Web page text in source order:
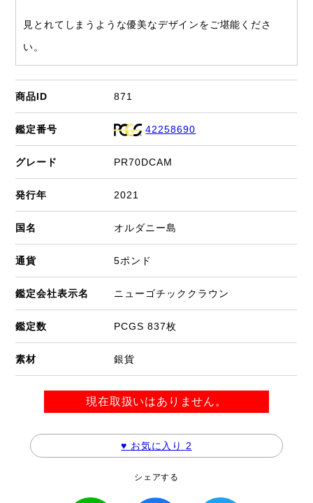
見とれてしまうような優美なデザインをご堪能くださ
い。
商品ID 871
鑑定番号 42258690
グレード PR70DCAM
発行年 2021
国名 オルダニー島
通貨 5ポンド
鑑定会社表示名 ニューゴチッククラウン
鑑定数 PCGS 837枚
素材 銀貨
現在取扱いはありません。
♥ お気に入り 2
シェアする